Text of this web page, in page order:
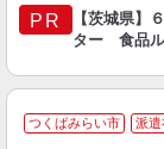
PR
【茨城県】
ター 食品
つくばみらい市 派遣